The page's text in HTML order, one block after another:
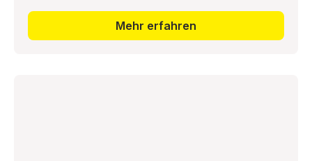
Mehr erfahren